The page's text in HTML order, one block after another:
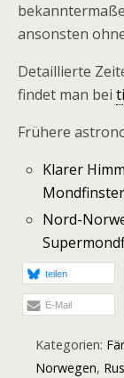
ansonsten
Detaillierte
findet man bei
Frühere
Klarer
Nord-
teilen
E-Mail
Kategorien:
Norwegen,